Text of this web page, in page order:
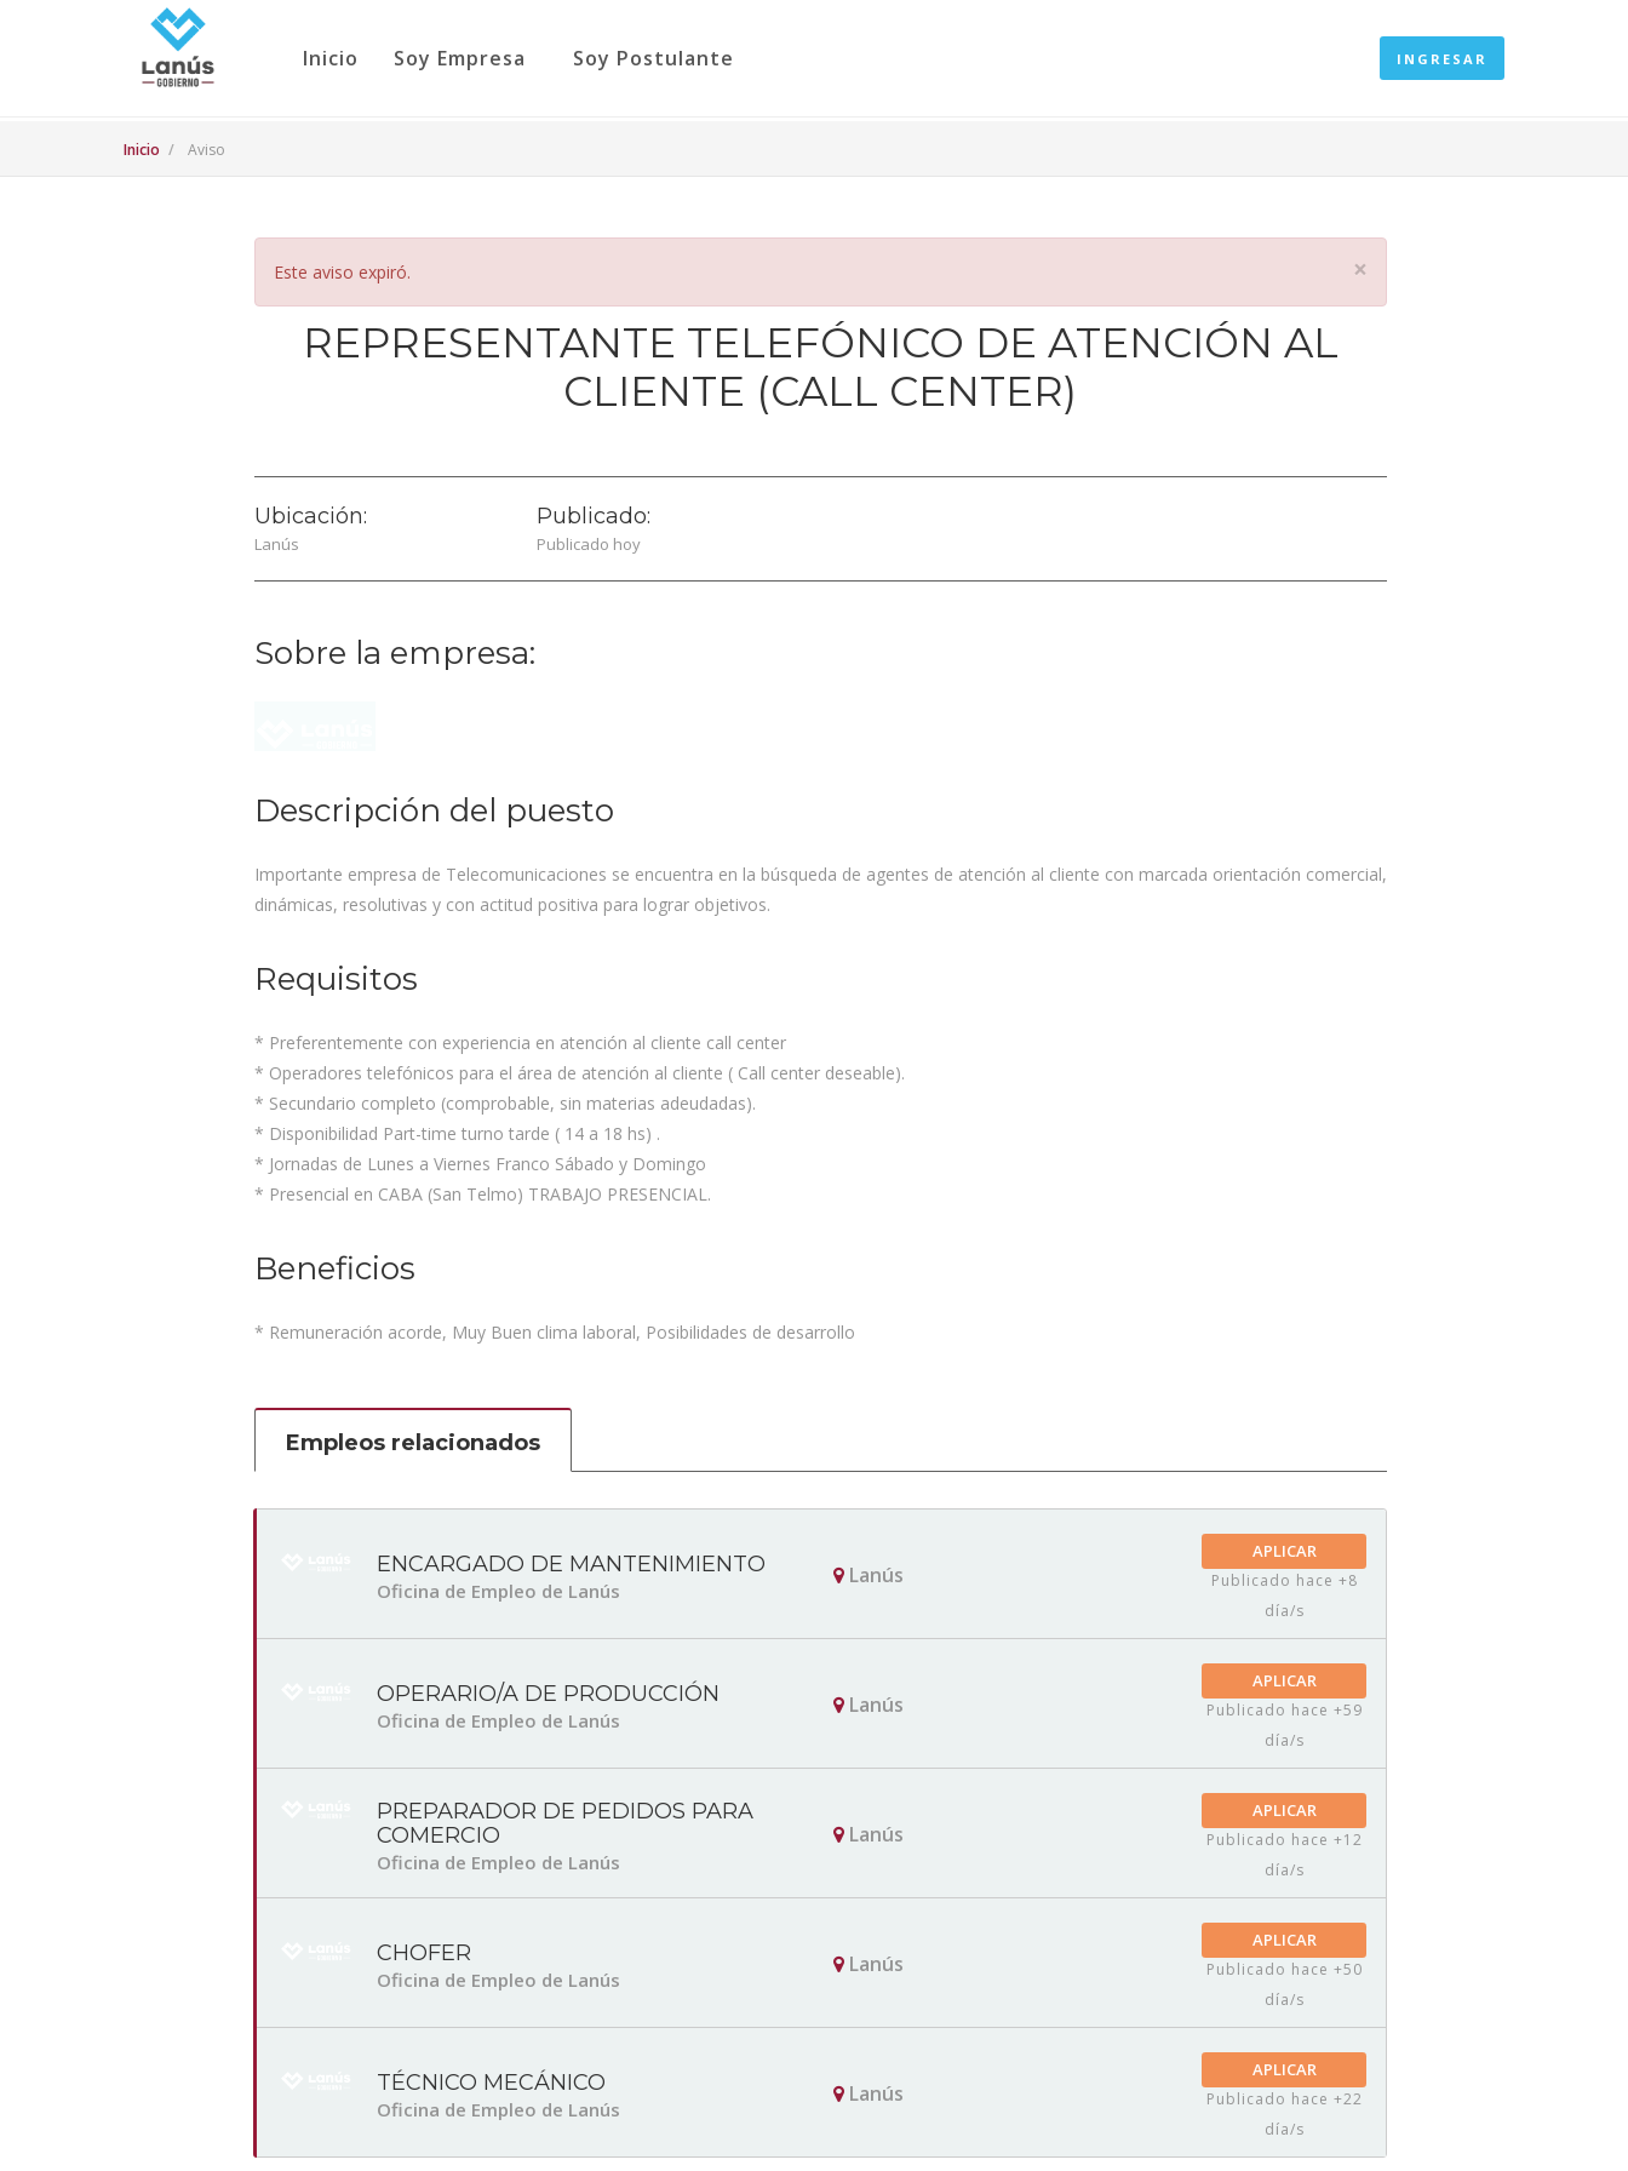
Inicio Soy Empresa Soy Postulante INGRESAR
Inicio Aviso
×
Este aviso expiró.
REPRESENTANTE TELEFÓNICO DE ATENCIÓN AL
CLIENTE (CALL CENTER)
Ubicación:
Lanús
Publicado:
Publicado hoy
Sobre la empresa:
Descripción del puesto
Importante empresa de Telecomunicaciones se encuentra en la búsqueda de agentes de atención al cliente con marcada orientación comercial,
dinámicas, resolutivas y con actitud positiva para lograr objetivos.
Requisitos
* Preferentemente con experiencia en atención al cliente call center
* Operadores telefónicos para el área de atención al cliente ( Call center deseable).
* Secundario completo (comprobable, sin materias adeudadas).
* Disponibilidad Part-time turno tarde ( 14 a 18 hs) .
* Jornadas de Lunes a Viernes Franco Sábado y Domingo
* Presencial en CABA (San Telmo) TRABAJO PRESENCIAL.
Beneficios
* Remuneración acorde, Muy Buen clima laboral, Posibilidades de desarrollo
Empleos relacionados
ENCARGADO DE MANTENIMIENTO
Oficina de Empleo de Lanús
Lanús
APLICAR
Publicado hace +8
día/s
OPERARIO/A DE PRODUCCIÓN
Oficina de Empleo de Lanús
Lanús
APLICAR
Publicado hace +59
día/s
PREPARADOR DE PEDIDOS PARA
COMERCIO
Oficina de Empleo de Lanús
Lanús
APLICAR
Publicado hace +12
día/s
CHOFER
Oficina de Empleo de Lanús
Lanús
APLICAR
Publicado hace +50
día/s
TÉCNICO MECÁNICO
Oficina de Empleo de Lanús
Lanús
APLICAR
Publicado hace +22
día/s